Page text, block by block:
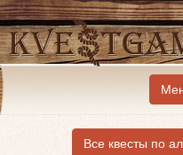
Все квесты по